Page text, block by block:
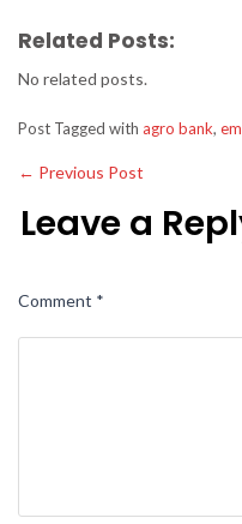
Related Posts:
No related posts.
Post Tagged with agro bank,
← Previous Post
Leave a
Comment *